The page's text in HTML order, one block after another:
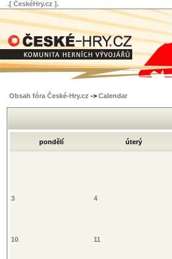
.[ ČeskéHry.cz ].
Obsah fóra České-Hry.cz -> Calendar
pondělí úterý
3 4
10 11